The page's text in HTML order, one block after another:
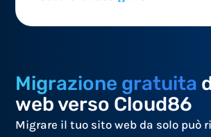
Migrazione gratuita
web verso Cloud86
Migrare il tuo sito web da solo può